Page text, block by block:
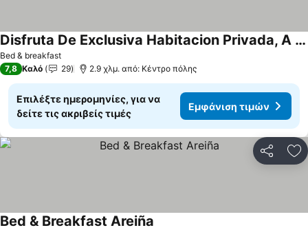
Bed & breakfast
Disfruta De Exclusiva Habitacion Privada, A 5 Minutos De La Playa En Vigo
7,8 Καλό 29 2.9 χλμ. από: Κέντρο πόλης
Επιλέξτε ημερομηνίες, για να
δείτε τις ακριβείς τιμές
Εμφάνιση τιμών
Bed & Breakfast Areiña